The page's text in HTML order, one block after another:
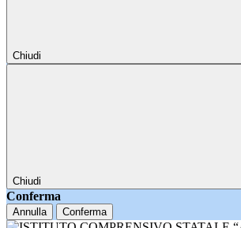
Chiudi
Chiudi
Conferma
Annulla Conferma